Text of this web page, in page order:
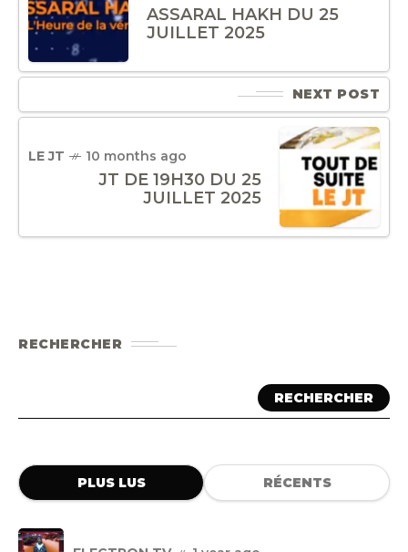
ASSARAL HAKH DU 25
JUILLET 2025
NEXT POST
LE JT 10 months ago
JT DE 19H30 DU 25
JUILLET 2025
RECHERCHER
RECHERCHER
PLUS LUS RÉCENTS